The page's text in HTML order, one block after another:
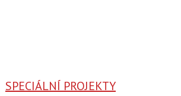
SPECIÁLNÍ PROJEKTY